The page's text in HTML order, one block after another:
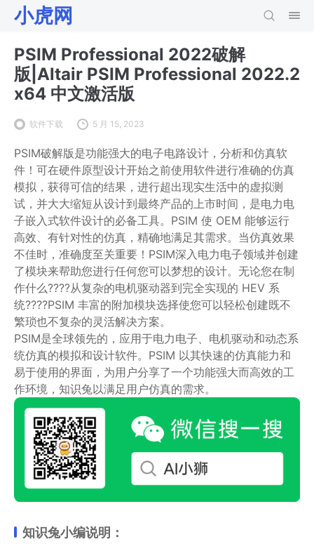
小虎网
PSIM Professional 2022破解
版|Altair PSIM Professional 2022.2
x64 中文激活版
软件下载 5 月 15, 2023
PSIM破解版是功能强大的电子电路设计，分析和仿真软
件！可在硬件原型设计开始之前使用软件进行准确的仿真
模拟，获得可信的结果，进行超出现实生活中的虚拟测
试，并大大缩短从设计到最终产品的上市时间，是电力电
子嵌入式软件设计的必备工具。PSIM 使 OEM 能够运行
高效、有针对性的仿真，精确地满足其需求。当仿真效果
不佳时，准确度至关重要！PSIM深入电力电子领域并创建
了模块来帮助您进行任何您可以梦想的设计。无论您在制
作什么????从复杂的电机驱动器到完全实现的 HEV 系
统????PSIM 丰富的附加模块选择使您可以轻松创建既不
繁琐也不复杂的灵活解决方案。
PSIM是全球领先的，应用于电力电子、电机驱动和动态系
统仿真的模拟和设计软件。PSIM 以其快速的仿真能力和
易于使用的界面，为用户分享了一个功能强大而高效的工
作环境，知识兔以满足用户仿真的需求。
知识兔小编说明：